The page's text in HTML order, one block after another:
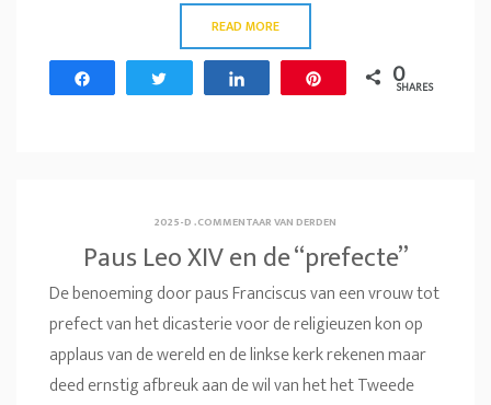
READ MORE
0
SHARES
2025-D.COMMENTAAR VAN DERDEN
Paus Leo XIV en de “prefecte”
De benoeming door paus Franciscus van een vrouw tot
prefect van het dicasterie voor de religieuzen kon op
applaus van de wereld en de linkse kerk rekenen maar
deed ernstig afbreuk aan de wil van het het Tweede